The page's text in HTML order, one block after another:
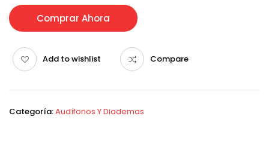
Comprar Ahora
Add to wishlist Compare
Categoría:Audífonos Y Diademas